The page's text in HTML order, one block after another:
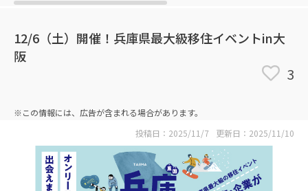
12/6（土）開催！兵庫県最大級移住イベントin大
阪
3
※この情報には、広告が含まれる場合があります。
投稿日：2025/11/7
更新日：2025/11/10